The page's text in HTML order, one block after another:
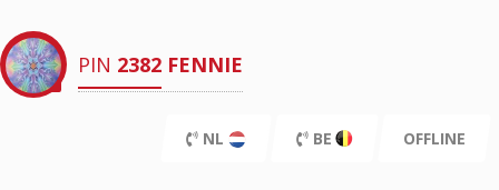
PIN 2382 FENNIE
NL BE OFFLINE